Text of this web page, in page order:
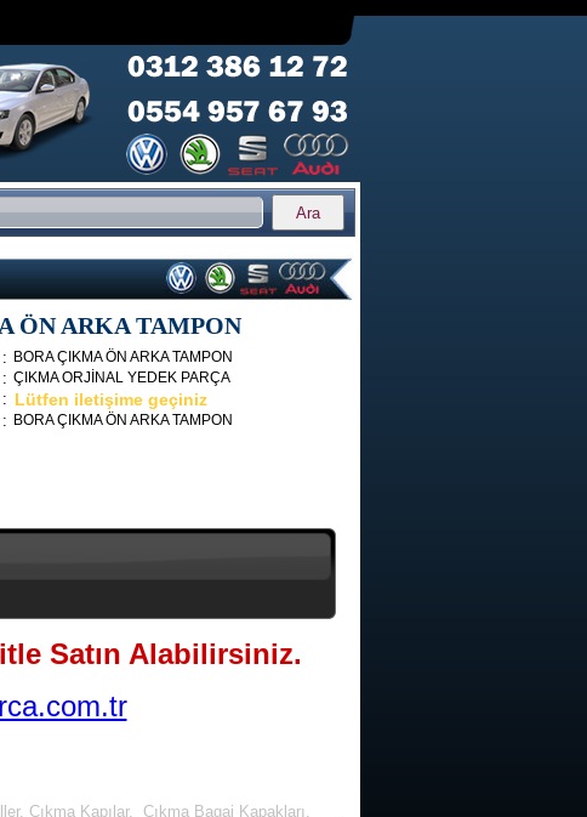
ÖN ARKA TAMPON
: BORA ÇIKMA ÖN ARKA TAMPON
: ÇIKMA ORJİNAL YEDEK PARÇA
: Lütfen iletişime geçiniz
: BORA ÇIKMA ÖN ARKA TAMPON
Satın Alabilirsiniz.
Çıkma Kapılar, Çıkma Bagaj Kapakları,